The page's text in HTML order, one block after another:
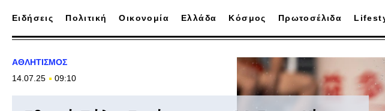
Ειδήσεις Πολιτική Οικονομία Ελλάδα Κόσμος Πρωτοσέλιδα
ΑΘΛΗΤΙΣΜΟΣ
14.07.25
09:10